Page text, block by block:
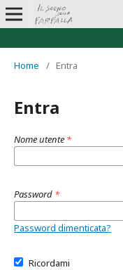
Home / Entra
Entra
Nome utente *
Password *
Password dimenticata?
Ricordami